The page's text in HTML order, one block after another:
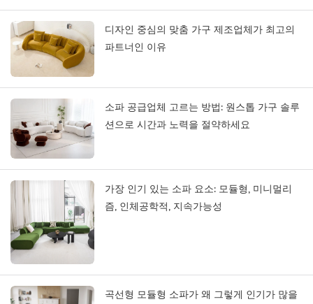
디자인 중심의 맞춤 가구 제조업체가 최고의
파트너인 이유
소파 공급업체 고르는 방법: 원스톱 가구 솔루
션으로 시간과 노력을 절약하세요
가장 인기 있는 소파 요소: 모듈형, 미니멀리
즘, 인체공학적, 지속가능성
곡선형 모듈형 소파가 왜 그렇게 인기가 많을